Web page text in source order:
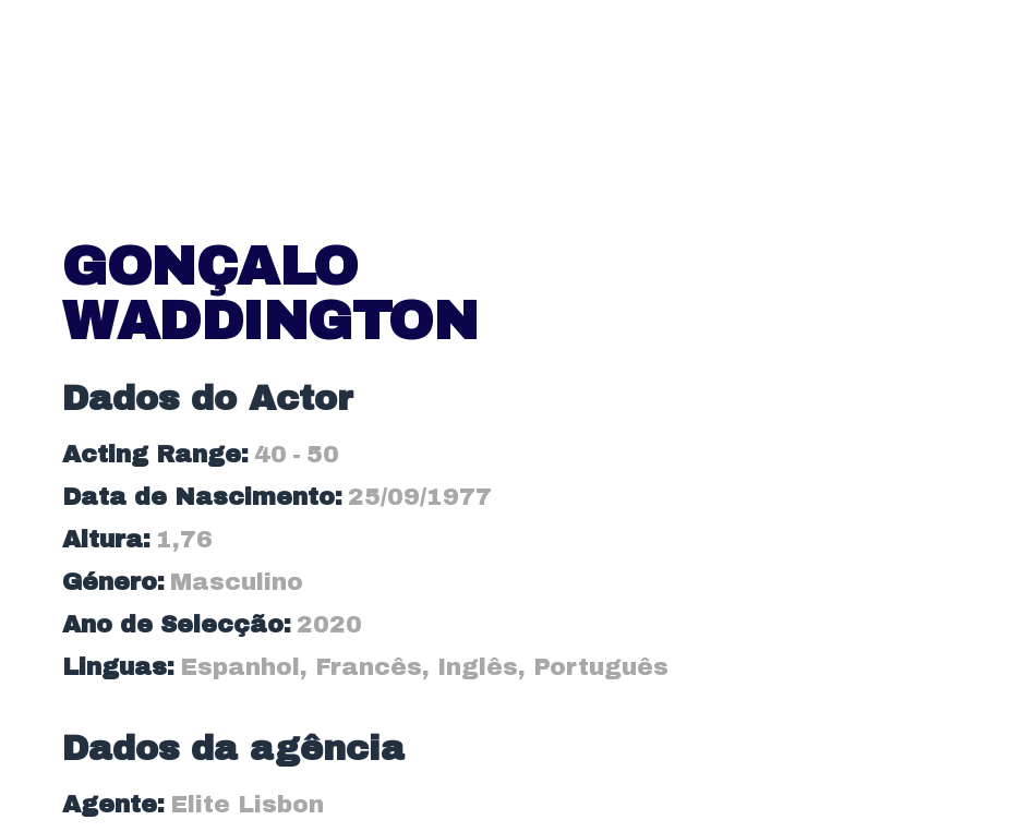
GONÇALO
WADDINGTON
Dados do Actor
Acting Range: 40 - 50
Data de Nascimento: 25/09/1977
Altura: 1,76
Género: Masculino
Ano de Selecção: 2020
Linguas: Espanhol , Francês, Inglês, Português
Dados da agência
Agente: Elite Lisbon